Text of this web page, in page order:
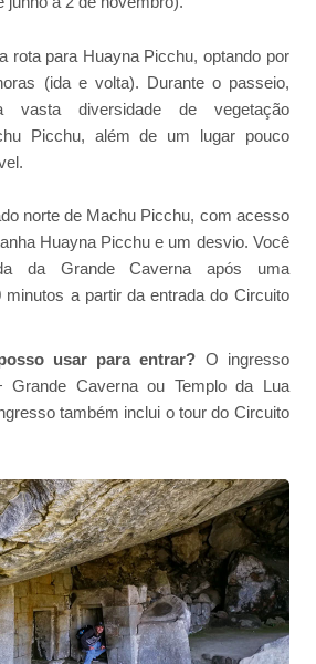
rota para Huayna Picchu, optando por
(ida e volta). Durante o passeio,
vasta diversidade de vegetação
Picchu, além de um lugar pouco
norte de Machu Picchu, com acesso
Huayna Picchu e um desvio. Você
da Grande Caverna após uma
minutos a partir da entrada do Circuito
usar para entrar? O ingresso
Grande Caverna ou Templo da Lua
também inclui o tour do Circuito